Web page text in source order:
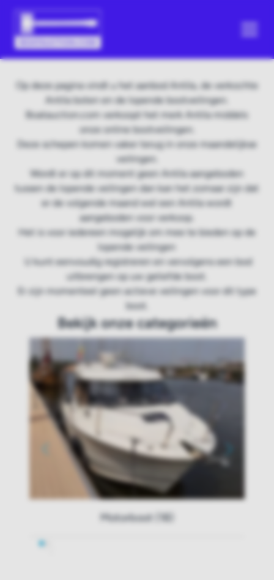
Op deze pagina vindt u het aanbod Antila, de verkochte
Antila boten en de lopende bootveilingen.
Boatauction.com verkoopt het merk Antila middels
onze online bootveilingen.
Deze schepen komen vaker terug in onze maandelijkse
veilingen.
Wordt er op dit moment geen Antila aangeboden
tussen de lopende veilingen dan kan het zomaar zijn dat
er de volgende maand wel een Antila wordt
aangeboden voor verkoop.
Het is voor iedereen mogelijk om mee te bieden op de
lopende veilingen
U kunt eenvoudig registreren en vervolgens een bod
uitbrengen op uw geliefde boot.
Er zijn momenteel geen actieve veilingen voor dit type
boot.
Bekijk onze categorieën
Motorboot (18)